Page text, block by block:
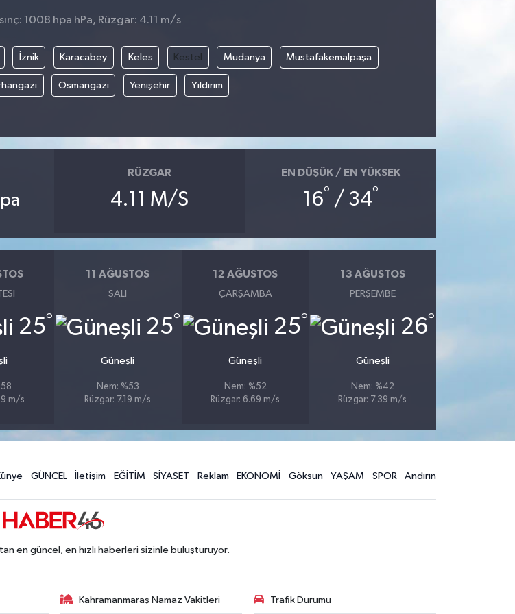
1008 hpa hPa, Rüzgar: 4.11 m/s
İznik Karacabey Keles Kestel Mudanya Mustafakemalpaşa
Osmangazi Yenişehir Yıldırım
RÜZGAR
4.11 M/S
EN DÜŞÜK / EN YÜKSEK
16° / 34°
25°
m/s
11 AĞUSTOS
SALI
25°
Güneşli
Nem: %53
Rüzgar: 7.19 m/s
12 AĞUSTOS
ÇARŞAMBA
25°
Güneşli
Nem: %52
Rüzgar: 6.69 m/s
13 AĞUSTOS
PERŞEMBE
26°
Güneşli
Nem: %42
Rüzgar: 7.39 m/s
GÜNCEL İletişim EĞİTİM SİYASET Reklam EKONOMİ Göksun YAŞAM SPOR Andırın
en güncel, en hızlı haberleri sizinle buluşturuyor.
Kahramanmaraş Namaz Vakitleri Trafik Durumu